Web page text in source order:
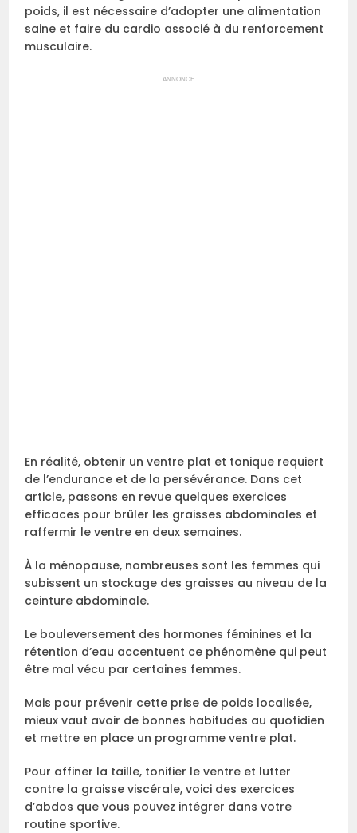
poids, il est nécessaire d’adopter une alimentation
saine et faire du cardio associé à du renforcement
musculaire.
ANNONCE
En réalité, obtenir un ventre plat et tonique requiert
de l’endurance et de la persévérance. Dans cet
article, passons en revue quelques exercices
efficaces pour brûler les graisses abdominales et
raffermir le ventre en deux semaines.
À la ménopause, nombreuses sont les femmes qui
subissent un stockage des graisses au niveau de la
ceinture abdominale.
Le bouleversement des hormones féminines et la
rétention d’eau accentuent ce phénomène qui peut
être mal vécu par certaines femmes.
Mais pour prévenir cette prise de poids localisée,
mieux vaut avoir de bonnes habitudes au quotidien
et mettre en place un programme ventre plat.
Pour affiner la taille, tonifier le ventre et lutter
contre la graisse viscérale, voici des exercices
d’abdos que vous pouvez intégrer dans votre
routine sportive.